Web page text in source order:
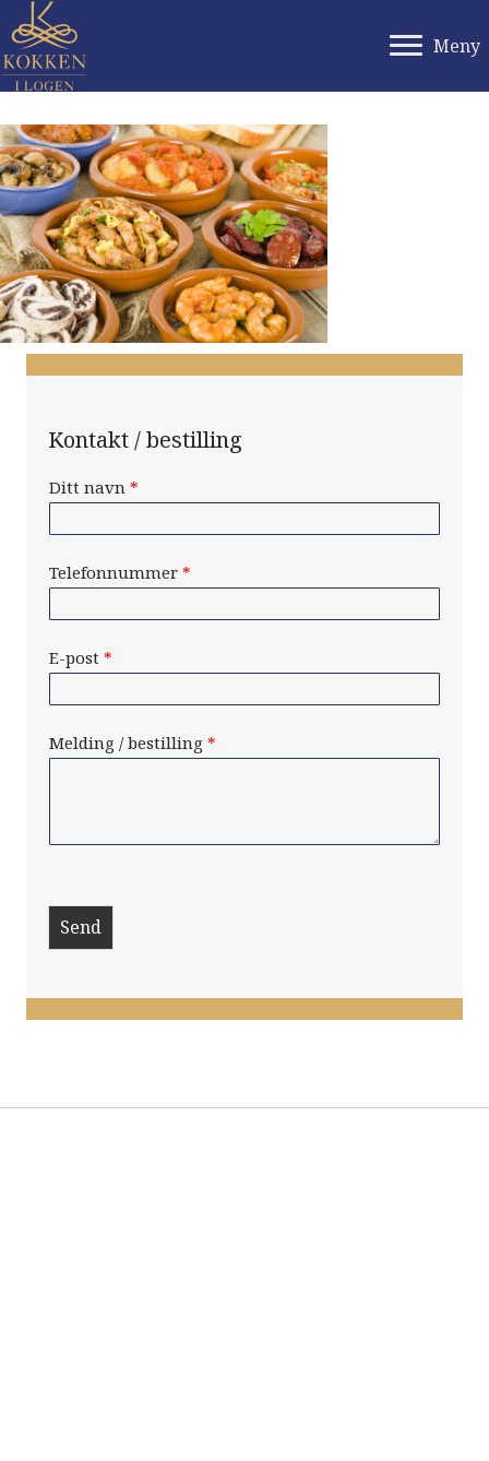
Meny
Kontakt / bestilling
Ditt navn *
Telefonnummer *
E-post *
Melding / bestilling *
Send